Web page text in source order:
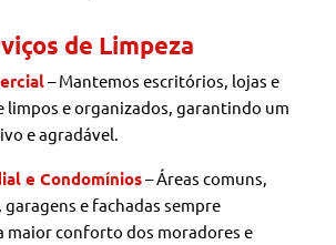
de Limpeza
– Mantemos escritórios, lojas e
limpos e organizados, garantindo um
e agradável.
e Condomínios– Áreas comuns,
e fachadas sempre
maior conforto dos moradores e